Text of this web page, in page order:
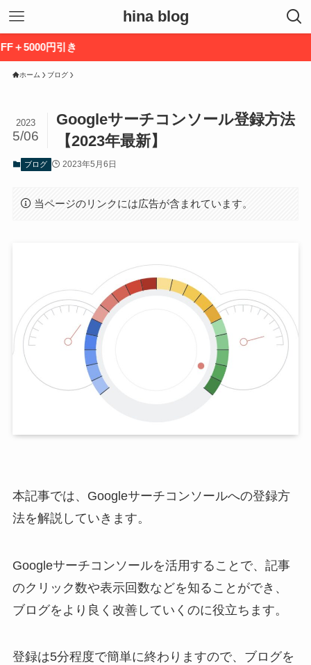
hina blog
ホーム ブログ
Googleサーチコンソール登録方法
【2023年最新】
2023
5/06
ブログ 2023年5月6日
当ページのリンクには広告が含まれています。
本記事では、Googleサーチコンソールへの登録方
法を解説していきます。
Googleサーチコンソールを活用することで、記事
のクリック数や表示回数などを知ることができ、
ブログをより良く改善していくのに役立ちます。
登録は5分程度で簡単に終わりますので、ブログを